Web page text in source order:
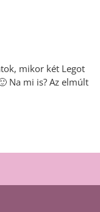
mikor két Legot
Na mi is? Az elmúlt